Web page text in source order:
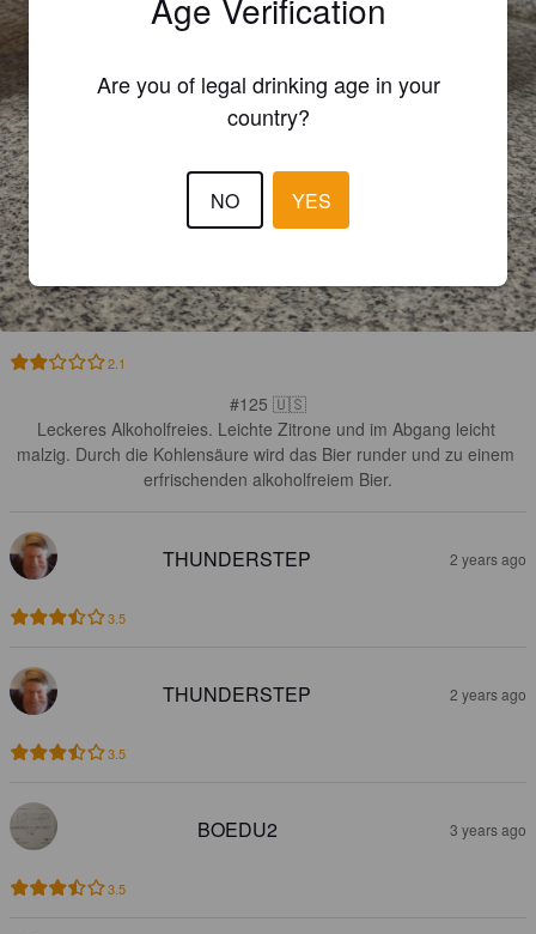
2.1
#125 🇺🇸
Leckeres Alkoholfreies. Leichte Zitrone und im Abgang leicht
malzig. Durch die Kohlensäure wird das Bier runder und zu einem
erfrischenden alkoholfreiem Bier.
THUNDERSTEP 2 years ago
3.5
THUNDERSTEP 2 years ago
3.5
BOEDU2 3 years ago
3.5
Age Verification
Are you of legal drinking age in your
country?
NO YES